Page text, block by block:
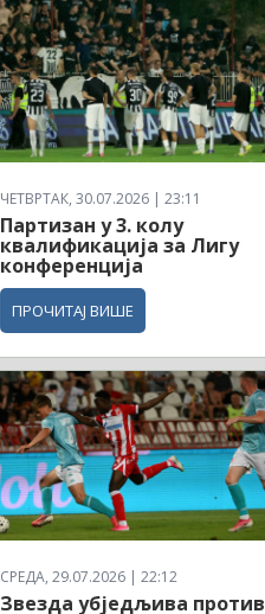
ЧЕТВРТАК, 30.07.2026 | 23:11
Партизан у 3. колу
квалификација за Лигу
конференција
ПРОЧИТАЈ ВИШЕ
СРЕДА, 29.07.2026 | 22:12
Звезда убједљива против